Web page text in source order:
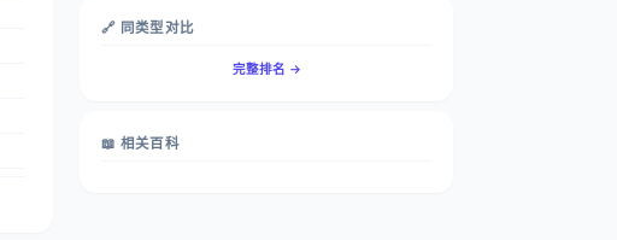
🔗 同类型对比
完整排名 →
📖 相关百科